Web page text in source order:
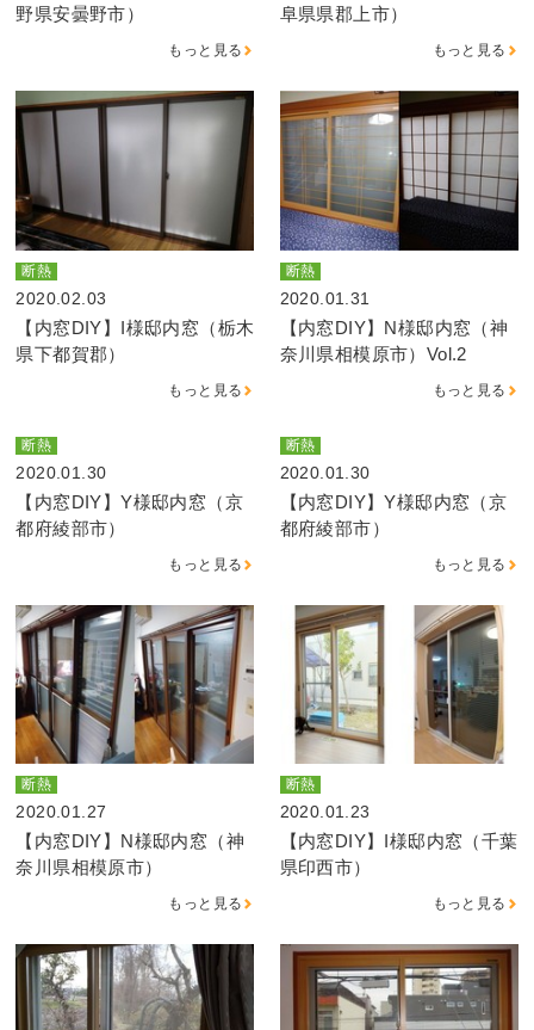
野県安曇野市）
もっと見る
阜県県郡上市）
もっと見る
断熱
2020.02.03
【内窓DIY】I様邸内窓（栃木
県下都賀郡）
もっと見る
断熱
2020.01.31
【内窓DIY】N様邸内窓（神
奈川県相模原市）Vol.2
もっと見る
断熱
2020.01.30
【内窓DIY】Y様邸内窓（京
都府綾部市）
もっと見る
断熱
2020.01.30
【内窓DIY】Y様邸内窓（京
都府綾部市）
もっと見る
断熱
2020.01.27
【内窓DIY】N様邸内窓（神
奈川県相模原市）
もっと見る
断熱
2020.01.23
【内窓DIY】I様邸内窓（千葉
県印西市）
もっと見る